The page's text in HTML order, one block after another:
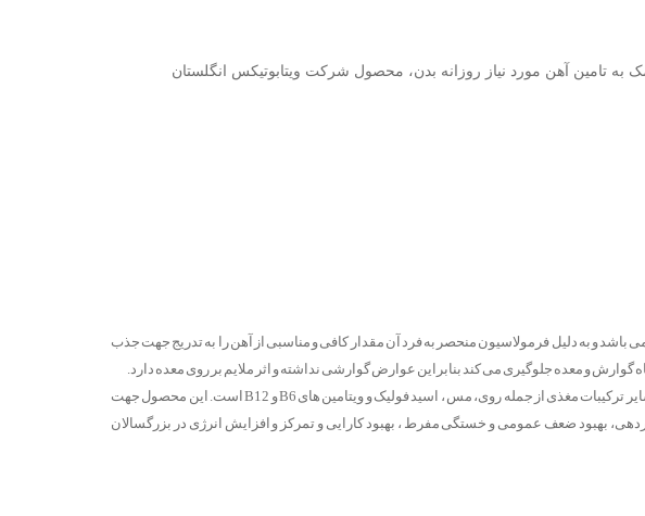
آهسته رهش می باشد و به دلیل فرمولاسیون منحصر به فرد آن مقدار کافی و مناسبی از آهن را به تدریج جهت جذب
گوارش و معده جلوگیری می کند بنابراین عوارض گوارشی نداشته و اثر ملایم بر روی معده دارد.
کپسول فروگلوبین منبعی ایده آل از آهن همراه با سایر ترکیبات مغذی از جمله روی، مس ، اسید فولیک و ویتامین های B6 و B12 است. این محصول جهت
بهبود ضعف عمومی و خستگی مفرط ، بهبود کارایی و تمرکز و افزایش انرژی در بزرگسالان